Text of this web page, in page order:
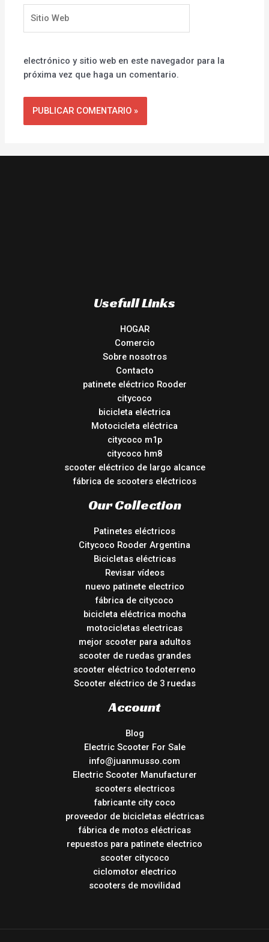
Web
electrónico y sitio web en este navegador para la
próxima vez que haga un comentario.
Usefull Links
HOGAR
Comercio
Sobre nosotros
Contacto
patinete eléctrico Rooder
citycoco
bicicleta eléctrica
Motocicleta eléctrica
citycoco m1p
citycoco hm8
scooter eléctrico de largo alcance
fábrica de scooters eléctricos
Our Collection
Patinetes eléctricos
Citycoco Rooder Argentina
Bicicletas eléctricas
Revisar vídeos
nuevo patinete electrico
fábrica de citycoco
bicicleta eléctrica mocha
motocicletas electricas
mejor scooter para adultos
scooter de ruedas grandes
scooter eléctrico todoterreno
Scooter eléctrico de 3 ruedas
Account
Blog
Electric Scooter For Sale
info@juanmusso.com
Electric Scooter Manufacturer
scooters electricos
fabricante city coco
proveedor de bicicletas eléctricas
fábrica de motos eléctricas
repuestos para patinete electrico
scooter citycoco
ciclomotor electrico
scooters de movilidad